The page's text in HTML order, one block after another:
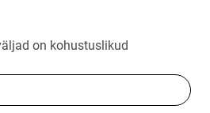
on kohustuslikud